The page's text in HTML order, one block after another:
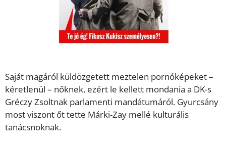
Saját magáról küldözgetett meztelen pornóképeket –
kéretlenül – nőknek, ezért le kellett mondania a DK-s
Gréczy Zsoltnak parlamenti mandátumáról. Gyurcsány
most viszont őt tette Márki-Zay mellé kulturális
tanácsnoknak.